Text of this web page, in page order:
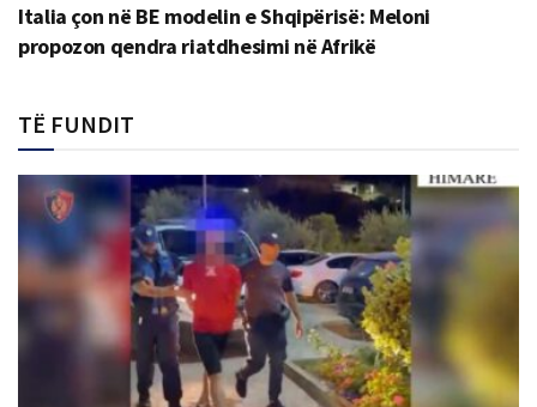
Italia çon në BE modelin e Shqipërisë: Meloni
propozon qendra riatdhesimi në Afrikë
TË FUNDIT